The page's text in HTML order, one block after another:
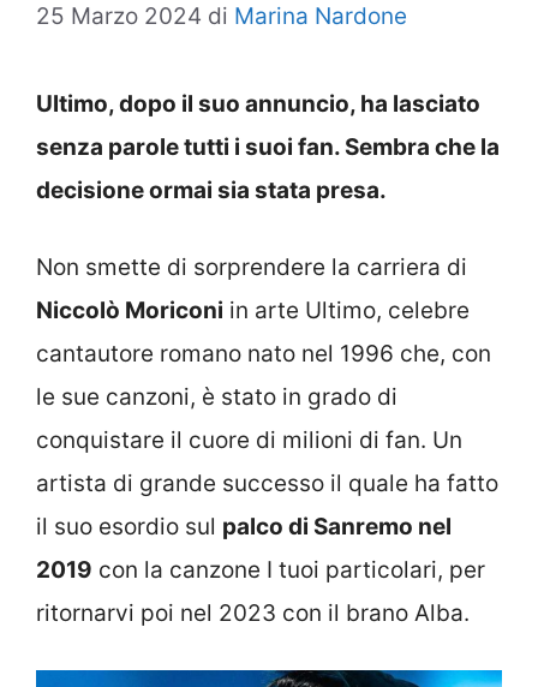
25 Marzo 2024 di Marina Nardone
Ultimo, dopo il suo annuncio, ha lasciato
senza parole tutti i suoi fan. Sembra che la
decisione ormai sia stata presa.
Non smette di sorprendere la carriera di
Niccolò Moriconi in arte Ultimo, celebre
cantautore romano nato nel 1996 che, con
le sue canzoni, è stato in grado di
conquistare il cuore di milioni di fan. Un
artista di grande successo il quale ha fatto
il suo esordio sul palco di Sanremo nel
2019 con la canzone I tuoi particolari, per
ritornarvi poi nel 2023 con il brano Alba.